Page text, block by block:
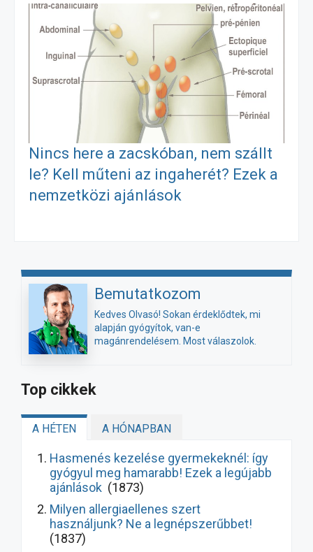
Nincs here a zacskóban, nem szállt
le? Kell műteni az ingaherét? Ezek a
nemzetközi ajánlások
Bemutatkozom
Kedves Olvasó! Sokan érdeklődtek, mi
alapján gyógyítok, van-e
magánrendelésem. Most válaszolok.
Top cikkek
A HÉTEN A HÓNAPBAN
Hasmenés kezelése gyermekeknél: így
gyógyul meg hamarabb! Ezek a legújabb
ajánlások (1873)
Milyen allergiaellenes szert
használjunk? Ne a legnépszerűbbet!
(1837)